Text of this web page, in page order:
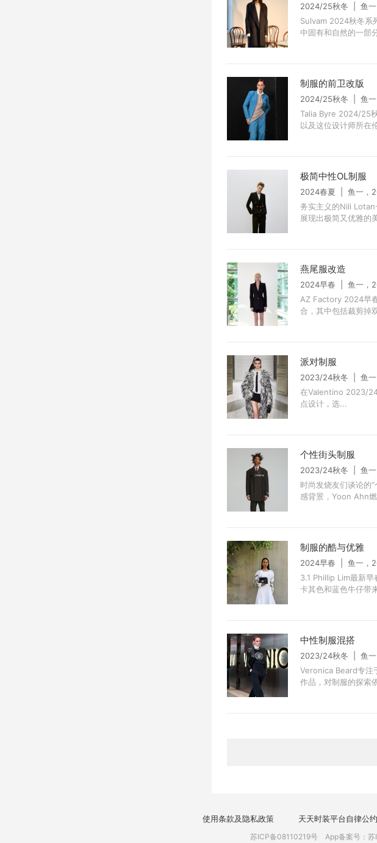
2024/25秋冬 | 鱼
Sulvam 2024秋冬系
中固有和自然的一部
制服的前卫改版
2024/25秋冬 | 鱼
Talia Byre 2024/25
以及这位设计师所在
极简中性OL制服
2024春夏 | 鱼一，
务实主义的Nili Lotan
展现出极简又优雅的
燕尾服改造
2024早春 | 鱼一，
AZ Factory 2024早
合，其中包括裁剪掉
派对制服
2023/24秋冬 | 鱼
在Valentino 2023/
点设计，选...
个性街头制服
2023/24秋冬 | 鱼
时尚发烧友们谈论的
感背景，Yoon Ahn
制服的酷与优雅
2024早春 | 鱼一，
3.1 Phillip Lim最新早
卡其色和蓝色牛仔带
中性制服混搭
2023/24秋冬 | 鱼
Veronica Beard专注
作品，对制服的探索
使用条款及隐私政策 天天时装平台自律公约
苏ICP备08110219号 App备案号：